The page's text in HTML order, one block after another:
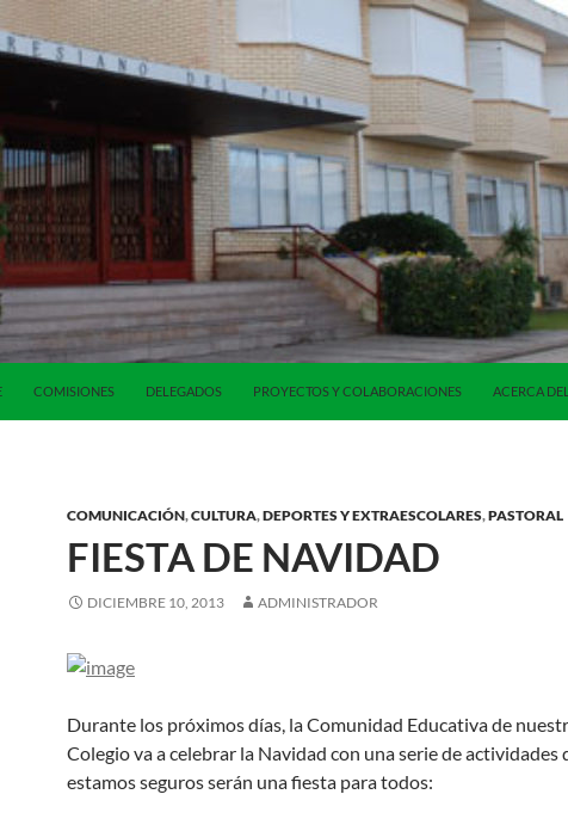
COMISIONES DELEGADOS PROYECTOS Y COLABORACIONES ACERCA
COMUNICACIÓN,CULTURA,DEPORTES Y EXTRAESCOLARES,PASTORAL
FIESTA DE NAVIDAD
DICIEMBRE 10, 2013 ADMINISTRADOR
Durante los próximos días, la Comunidad Educativa de
Colegio va a celebrar la Navidad con una serie de actividades
estamos seguros serán una fiesta para todos: